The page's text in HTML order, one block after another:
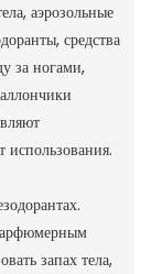
аэрозольные
средства
за ногами,
запах тела,